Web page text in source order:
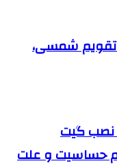
تقویم شمسی،
نصب گیت
حساسیت و علت